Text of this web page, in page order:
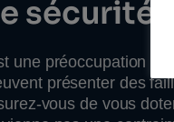
sécurité
une préoccupation
présenter des
vous de vous